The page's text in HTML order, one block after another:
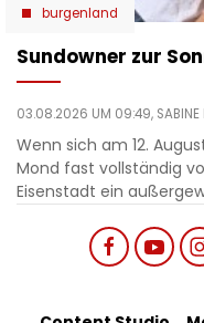
burgenland
Sundowner zur
03.08.2026 UM 09:49,
Wenn sich am 12.
Mond fast vollständig
Eisenstadt ein